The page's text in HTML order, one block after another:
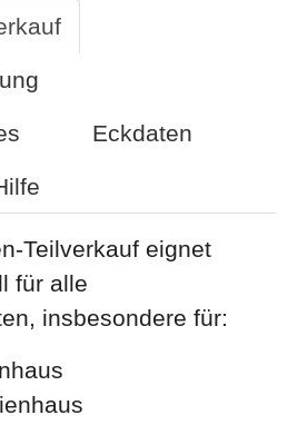
Eckdaten
Teilverkauf eignet
für alle
insbesondere für: